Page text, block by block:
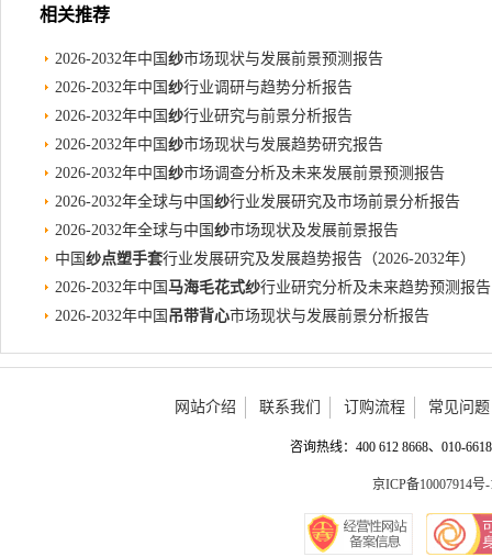
相关推荐
2026-2032年中国 纱市场现状与发展前景预测报告
2026-2032年中国 纱行业调研与趋势分析报告
2026-2032年中国 纱行业研究与前景分析报告
2026-2032年中国 纱市场现状与发展趋势研究报告
2026-2032年中国 纱市场调查分析及未来发展前景预测报告
2026-2032年全球与中国 纱行业发展研究及市场前景分析报告
2026-2032年全球与中国 纱市场现状及发展前景报告
中国 纱点塑手套行业发展研究及发展趋势报告（2026-2032年）
2026-2032年中国 马海毛花式纱行业研究分析及未来趋势预测报告
2026-2032年中国 吊带背心市场现状与发展前景分析报告
网站介绍 联系我们 订购流程 常见问题
咨询热线：400 612 8668、010-
京ICP备10007914号-